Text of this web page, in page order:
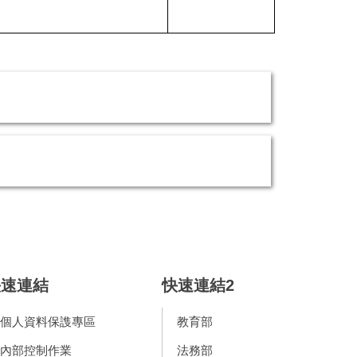
連結
個人資料保謢專區
內部控制作業
快速連結2
教育部
法務部